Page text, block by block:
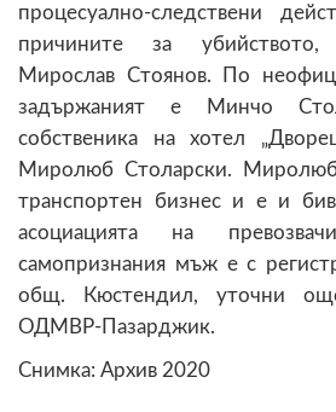
процесуално-следствени
причините за
Мирослав Стоянов. По
задържаният е Минчо
собственика на хотел
Миролюб Столарски.
транспортен бизнес и е и
асоциацията на
самопризнания мъж е с
общ. Кюстендил, уточни
ОДМВР-Пазарджик.
Снимка: Архив 2020